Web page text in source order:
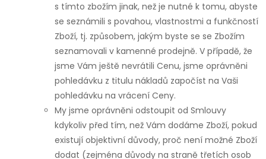
s tímto zbožím jinak, než je nutné k tomu, abyste
se seznámili s povahou, vlastnostmi a funkčností
Zboží, tj. způsobem, jakým byste se se Zbožím
seznamovali v kamenné prodejně. V případě, že
jsme Vám ještě nevrátili Cenu, jsme oprávněni
pohledávku z titulu nákladů započíst na Vaši
pohledávku na vrácení Ceny.
My jsme oprávněni odstoupit od Smlouvy
kdykoliv před tím, než Vám dodáme Zboží, pokud
existují objektivní důvody, proč není možné Zboží
dodat (zejména důvody na straně třetích osob